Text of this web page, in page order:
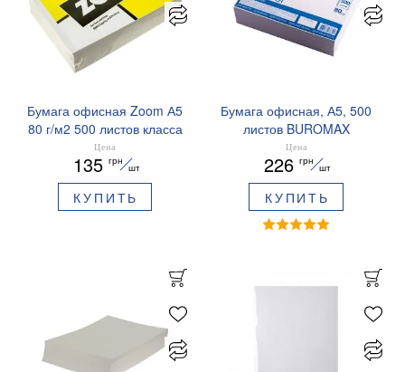
Бумага офисная Zoom А5
80 г/м2 500 листов класса
C+ A5.80.Zoom
Цена
135 грн
шт
КУПИТЬ
Бумага офисная, А5, 500
листов BUROMAX
BM.27111500
Цена
226 грн
шт
КУПИТЬ